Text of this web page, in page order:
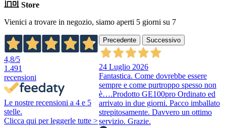
Store
Vienici a trovare in negozio, siamo aperti 5 giorni su 7
4,8/5
1.491
recensioni
Le nostre recensioni a 4 e 5
stelle.
Clicca qui per leggerle tutte >
Precedente Successivo
24 Luglio 2026
Fantastica. Come dovrebbe essere
sempre e come purtroppo spesso non
è….Prodotto GE100pro Ordinato ed
arrivato in due giorni. Pacco imballato
strepitosamente. Davvero un ottimo
servizio. Grazie.